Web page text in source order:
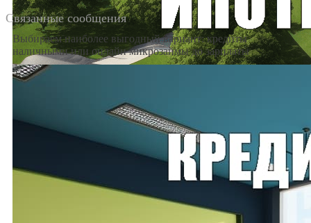
Связанные сообщения
Выбираем наиболее выгодный вариант: кредиты
наличными или онлайн микрозаймы до зарплаты